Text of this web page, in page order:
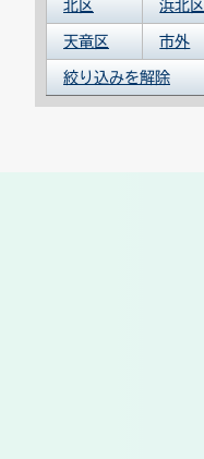
北区 浜北区
天竜区 市外
絞り込みを解除